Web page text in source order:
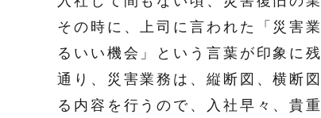
その時に、上司に言われた「災害
るいい機会」という言葉が印象に
通り、災害業務は、縦断図、横断
る内容を行うので、入社早々、貴